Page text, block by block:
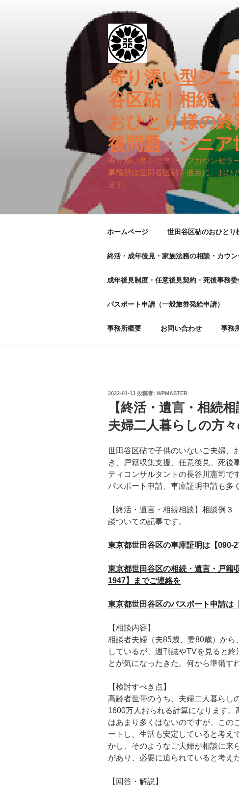
寄り添い型シ
谷区砧｜相続・
おひとり様の
後問題・シニ
寄り添い型シニアライフカウンセラ
事務所は世田谷区砧を拠点に、おひ
ます。
ホームページ 世田谷区砧のおひと
終活・成年後見・家族法務の相談・カウ
成年後見制度・任意後見契約・死後事務委
パスポート申請（一般旅券発給申請）
事務所概要 お問い合わせ 事務
投
2022-01-13 投稿者: WPMASTER
【終活・遺言・相続
夫婦二人暮らしの方
世田谷区砧で子供のいないご夫婦、
き、戸籍収集支援、任意後見、死後
ティコンサルタントの長谷川憲司です
パスポート申請、車庫証明申請も多
【終活・遺言・相続相談】相談例
談ついての記事です。
東京都世田谷区の車庫証明は【090-
東京都世田谷区の相続・遺言・戸籍
1947】までご連絡を
東京都世田谷区のパスポート申請は
【相談内容】
相談者夫婦（夫85歳、妻80歳）か
しているが、週刊誌やTVを見ると
とが気になったきた。何から準備す
【検討すべき点】
高齢者世帯のうち、夫婦二人暮らし
1600万人おられる計算になります
はあまり多くはないのですが、この
ートし、生活も安定していると考え
かし、そのようなご夫婦が相談に来
があり、必要に迫られていると考え
【回答・解説】